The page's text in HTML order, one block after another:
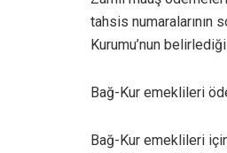
tahsis numaralarının
Kurumu’nun
Bağ-Kur emeklileri
Bağ-Kur emeklileri